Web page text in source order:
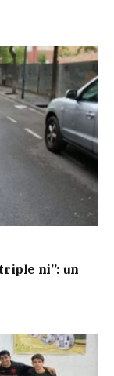
ni”: un